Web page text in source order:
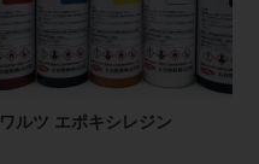
ワルツ エポキシレジン